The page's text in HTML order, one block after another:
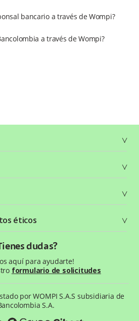
bancario a través de Wompi?
a través de Wompi?
éticos
dudas?
aquí para ayudarte!
formulario de solicitudes
por WOMPI S.A.S subsidiaria de
S.A.